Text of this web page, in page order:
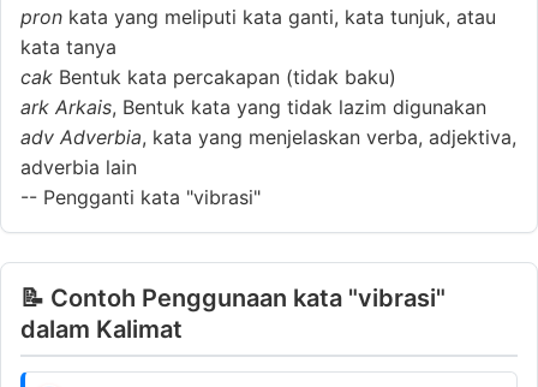
pron kata yang meliputi kata ganti, kata tunjuk, atau
kata tanya
cak Bentuk kata percakapan (tidak baku)
ark Arkais, Bentuk kata yang tidak lazim digunakan
adv Adverbia, kata yang menjelaskan verba, adjektiva,
adverbia lain
-- Pengganti kata "vibrasi"
📝 Contoh Penggunaan kata "vibrasi"
dalam Kalimat